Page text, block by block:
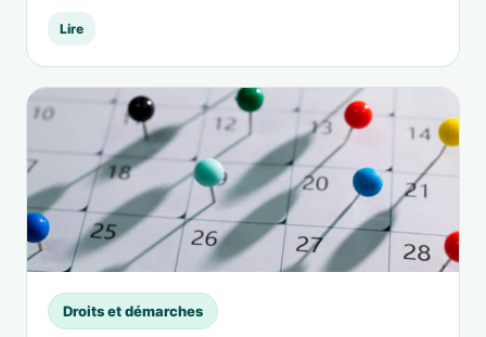
Lire
Droits et démarches